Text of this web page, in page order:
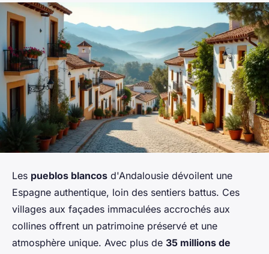
Les pueblos blancos d'Andalousie dévoilent une
Espagne authentique, loin des sentiers battus. Ces
villages aux façades immaculées accrochés aux
collines offrent un patrimoine préservé et une
atmosphère unique. Avec plus de 35 millions de